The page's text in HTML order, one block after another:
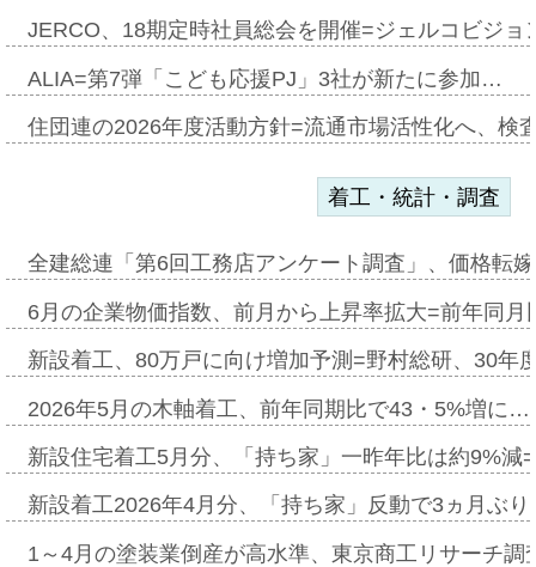
JERCO、18期定時社員総会を開催=ジェルコビジ
ALIA=第7弾「こども応援PJ」3社が新たに参加…
住団連の2026年度活動方針=流通市場活性化へ、検
着工・統計・調査
全建総連「第6回工務店アンケート調査」、価格転
6月の企業物価指数、前月から上昇率拡大=前年同
新設着工、80万戸に向け増加予測=野村総研、30年
2026年5月の木軸着工、前年同期比で43・5%増に…
新設住宅着工5月分、「持ち家」一昨年比は約9%
新設着工2026年4月分、「持ち家」反動で3ヵ月ぶ
1～4月の塗装業倒産が高水準、東京商工リサーチ